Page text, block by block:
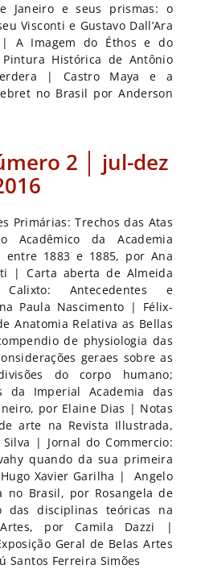
Janeiro e seus prismas: o
Visconti e Gustavo Dall’Ara
A Imagem do Éthos e do
Histórica de Antônio
| Castro Maya e a
no Brasil por Anderson
2 │ jul-dez
Primárias: Trechos das Atas
Acadêmico da Academia
entre 1883 e 1885, por Ana
| Carta aberta de Almeida
Antecedentes e
Paula Nascimento | Félix-
Anatomia Relativa as Bellas
de physiologia das
geraes sobre as
do corpo humano;
da Imperial Academia das
por Elaine Dias | Notas
arte na Revista Illustrada,
| Jornal do Commercio:
quando da sua primeira
Xavier Garilha | Angelo
no Brasil, por Rosangela de
das disciplinas teóricas na
por Camila Dazzi |
Geral de Belas Artes
Santos Ferreira Simões